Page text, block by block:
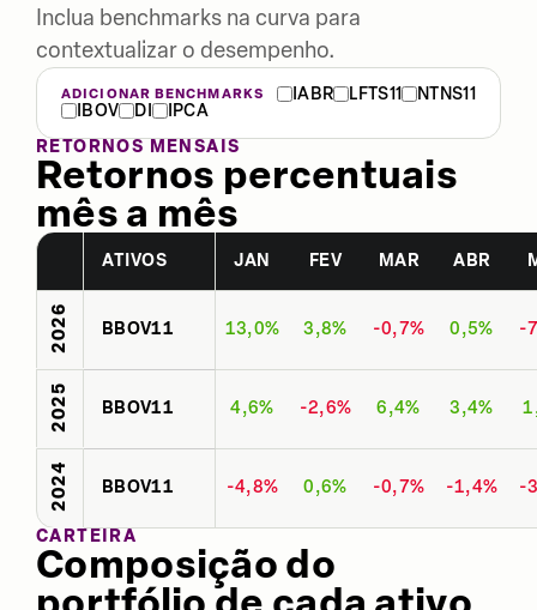
Inclua benchmarks na curva para
contextualizar o desempenho.
ADICIONAR BENCHMARKS IABR LFTS11
NTNS11
IBOV
DI
IPCA
RETORNOS MENSAIS
Retornos percentuais
mês a mês
ATIVOS JAN FEV MAR ABR
2026 BBOV11 13,0% 3,8% -0,7% 0,5% -
2025 BBOV11 4,6% -2,6% 6,4% 3,4%
2024 BBOV11 -4,8% 0,6% -0,7% -1,4% -
CARTEIRA
Composição do